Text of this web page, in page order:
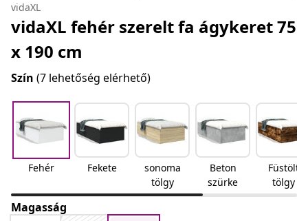
vidaXL
vidaXL fehér szerelt fa ágykeret 75
x 190 cm
Szín (7 lehetőség elérhető)
Fehér Fekete
sonoma
tölgy
Beton
szürke
Füstölt
tölgy
Magasság